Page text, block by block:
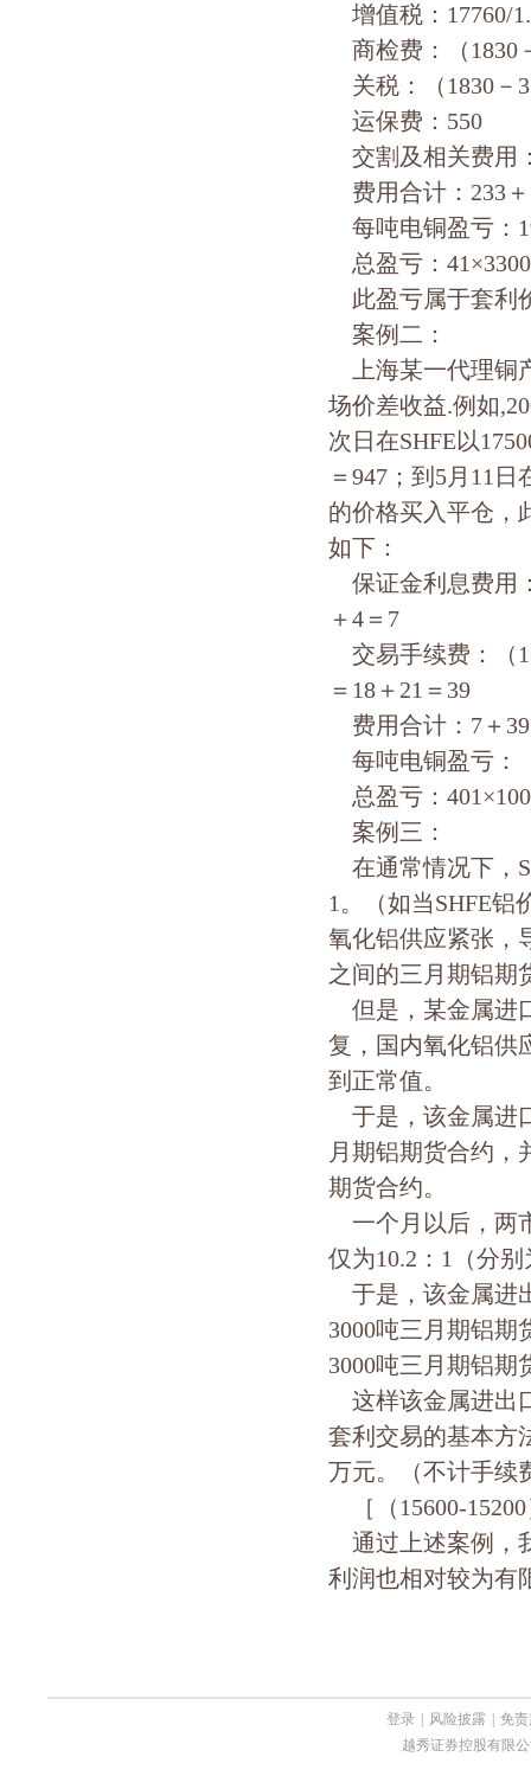
增值税：17760/
商检费：（1830
关税：（1830－
运保费：550
交割及相关费用
费用合计：233＋
每吨电铜盈亏：
总盈亏：
此盈亏属于套利
案例二：
上海某一代理铜
场价差收益.例如
次日在SHFE以
＝947；到5月11
的价格买入平仓，
如下：
保证金利息费用
＋4＝7
交易手续费：（
＝18＋21＝39
费用合计：7＋
每吨电铜盈亏：
总盈亏：
案例三：
在通常情况下，
1。（如当SHFE铝
氧化铝供应紧张，
之间的三月期铝期
但是，某金属进
复，国内氧化铝供
到正常值。
于是，该金属进
月期铝期货合约，
期货合约。
一个月以后，两
仅为10.2：1（分
于是，该金属进
3000吨三月期铝期
3000吨三月期铝期
这样该金属进出
套利交易的基本方
万元。（不计手续
［（15600-
通过上述案例，
利润也相对较为有
登录 风险披露
免
越秀证券控股有限公